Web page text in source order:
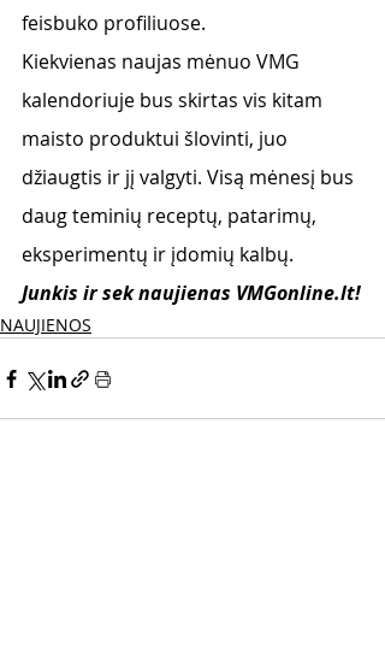
feisbuko profiliuose.
Kiekvienas naujas mėnuo VMG
kalendoriuje bus skirtas vis kitam
maisto produktui šlovinti, juo
džiaugtis ir jį valgyti. Visą mėnesį bus
daug teminių receptų, patarimų,
eksperimentų ir įdomių kalbų.
Junkis ir sek naujienas VMGonline.lt!
NAUJIENOS